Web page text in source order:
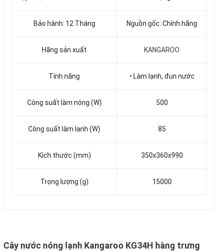
Bảo hành: 12 Tháng Nguồn gốc: Chính hãng
Hãng sản xuất KANGAROO
Tính năng • Làm lạnh, đun nước
Công suất làm nóng (W) 500
Công suất làm lạnh (W) 85
Kích thước (mm) 350x360x990
Trọng lượng (g) 15000
Cây nước nóng lạnh Kangaroo KG34H hàng trưng